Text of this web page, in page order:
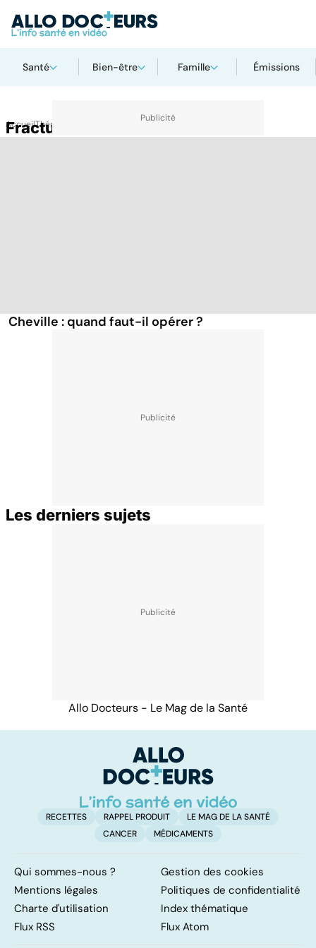
Santé Bien-être Famille Émissions
AccueilThématiques
Fracture de la cheville
Cheville : quand faut-il opérer ?
Les derniers sujets
Allo Docteurs - Le Mag de la Santé
RECETTES RAPPEL PRODUIT
LE MAG DE LA SANTÉ
CANCER
MÉDICAMENTS
Qui sommes-nous ?
Gestion des cookies
Mentions légales
Politiques de confidentialité
Charte d'utilisation
Index thématique
Flux RSS
Flux Atom